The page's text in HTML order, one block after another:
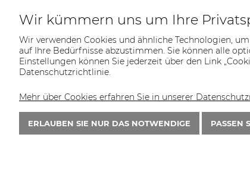
Wir kümmern uns um Ihre
Wir verwenden Cookies und ähnliche Technologien,
auf Ihre Bedürfnisse abzustimmen. Sie können alle
Einstellungen können Sie jederzeit über den Link
Datenschutzrichtlinie.
Mehr über Cookies erfahren Sie in unserer
ERLAUBEN SIE NUR DAS NOTWENDIGE PASSEN